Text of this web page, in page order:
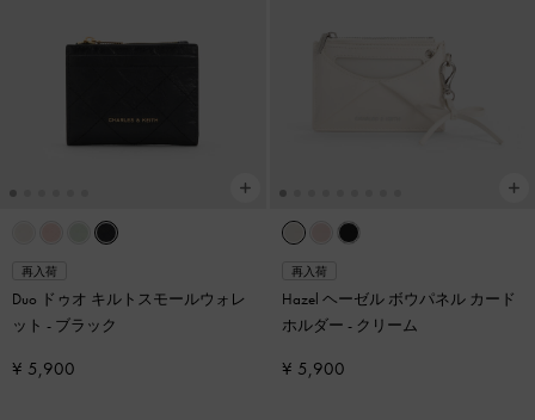
再入荷
Duo ドゥオ キルトスモールウォレ
ット - ブラック
¥ 5,900
再入荷
Hazel ヘーゼル ボウパネル カード
ホルダー - クリーム
¥ 5,900